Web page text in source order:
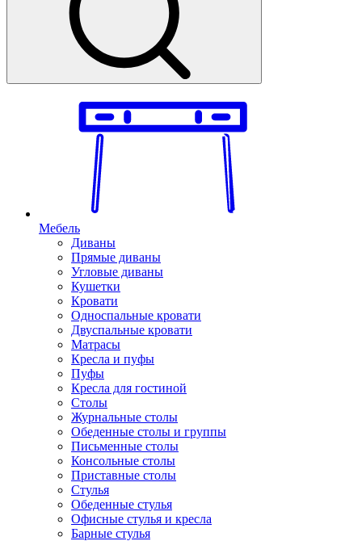
Мебель
Диваны
Прямые диваны
Угловые диваны
Кушетки
Кровати
Односпальные кровати
Двуспальные кровати
Матрасы
Кресла и пуфы
Пуфы
Кресла для гостиной
Столы
Журнальные столы
Обеденные столы и группы
Письменные столы
Консольные столы
Приставные столы
Стулья
Обеденные стулья
Офисные стулья и кресла
Барные стулья